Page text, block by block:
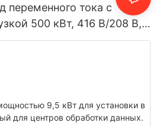
переменного тока с
500 кВт, 416 В/208 В,